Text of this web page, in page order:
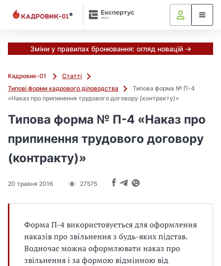
Зміни у правилах бронювання: огляд новацій →
Кадровик-01
Статті
Типові форми кадрового діловодства
Типова форма № П-4
«Наказ про припинення трудового договору (контракту)»
Типова форма № П-4 «Наказ про
припинення трудового договору
(контракту)»
20 травня 2016 27575
Форма П-4 використовується для оформлення
наказів про звільнення з будь-яких підстав.
Водночас можна оформлювати наказ про
звільнення і за формою відмінною від